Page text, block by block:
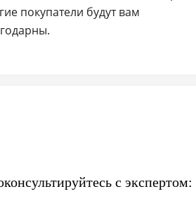
покупатели будут вам
с экспертом: